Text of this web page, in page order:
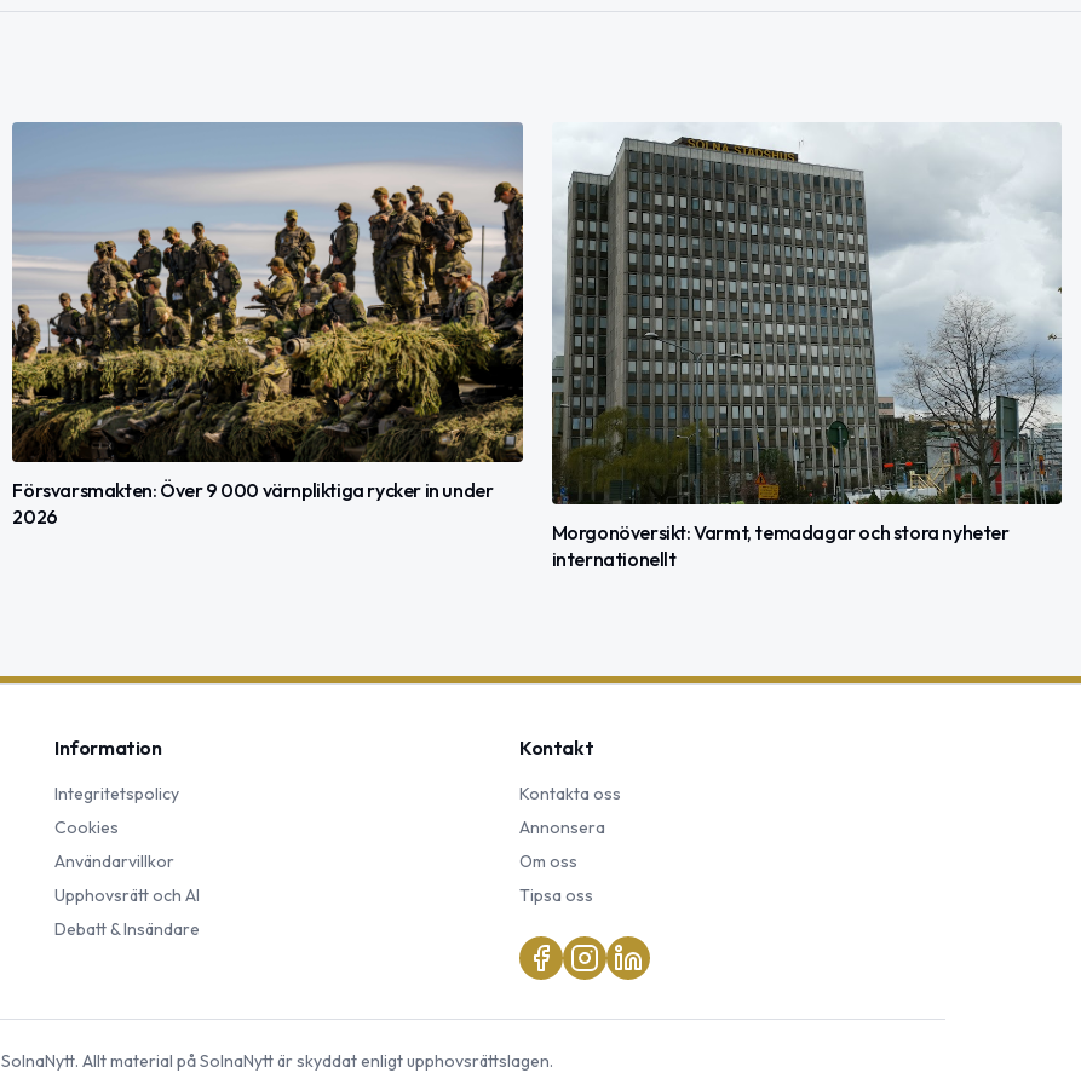
Försvarsmakten: Över 9 000 värnpliktiga rycker in under
2026
Morgonöversikt: Varmt, temadagar och stora nyheter
internationellt
Information
Integritetspolicy
Cookies
Användarvillkor
Upphovsrätt och AI
Debatt & Insändare
Kontakt
Kontakta oss
Annonsera
Om oss
Tipsa oss
SolnaNytt. Allt material påSolnaNyttär skyddat enligt upphovsrättslagen.